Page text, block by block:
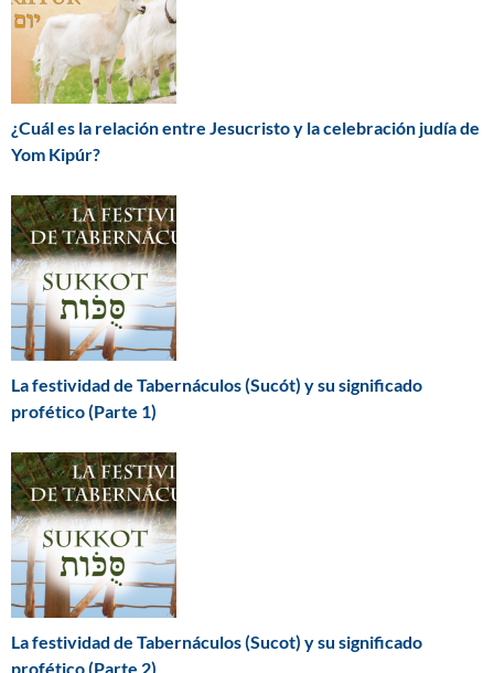
¿Cuál es la relación entre Jesucristo y la celebración judía de
Yom Kipúr?
La festividad de Tabernáculos (Sucót) y su significado
profético (Parte 1)
La festividad de Tabernáculos (Sucot) y su significado
profético (Parte 2)